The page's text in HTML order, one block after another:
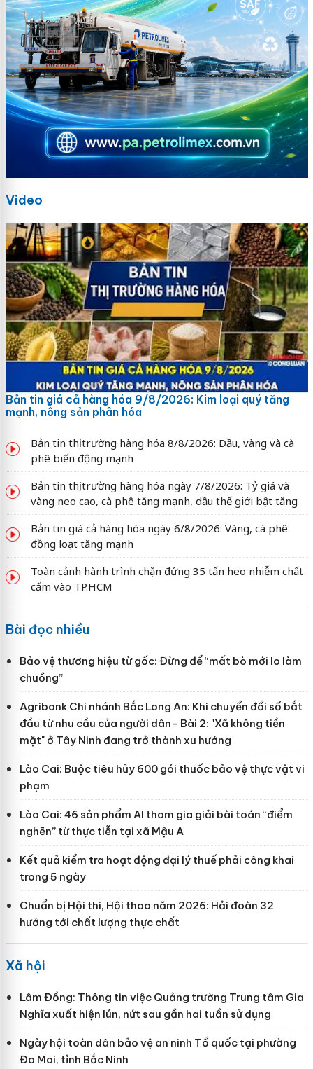
Video
Bản tin giá cả hàng hóa 9/8/2026: Kim loại quý tăng
mạnh, nông sản phân hóa
Bản tin thị trường hàng hóa 8/8/2026: Dầu, vàng và cà
phê biến động mạnh
Bản tin thị trường hàng hóa ngày 7/8/2026: Tỷ giá và
vàng neo cao, cà phê tăng mạnh, dầu thế giới bật tăng
Bản tin giá cả hàng hóa ngày 6/8/2026: Vàng, cà phê
đồng loạt tăng mạnh
Toàn cảnh hành trình chặn đứng 35 tấn heo nhiễm chất
cấm vào TP.HCM
Bài đọc nhiều
Bảo vệ thương hiệu từ gốc: Đừng để “mất bò mới lo làm
chuồng”
Agribank Chi nhánh Bắc Long An: Khi chuyển đổi số bắt
đầu từ nhu cầu của người dân- Bài 2: "Xã không tiền
mặt" ở Tây Ninh đang trở thành xu hướng
Lào Cai: Buộc tiêu hủy 600 gói thuốc bảo vệ thực vật vi
phạm
Lào Cai: 46 sản phẩm AI tham gia giải bài toán “điểm
nghẽn” từ thực tiễn tại xã Mậu A
Kết quả kiểm tra hoạt động đại lý thuế phải công khai
trong 5 ngày
Chuẩn bị Hội thi, Hội thao năm 2026: Hải đoàn 32
hướng tới chất lượng thực chất
Xã hội
Lâm Đồng: Thông tin việc Quảng trường Trung tâm Gia
Nghĩa xuất hiện lún, nứt sau gần hai tuần sử dụng
Ngày hội toàn dân bảo vệ an ninh Tổ quốc tại phường
Đa Mai, tỉnh Bắc Ninh